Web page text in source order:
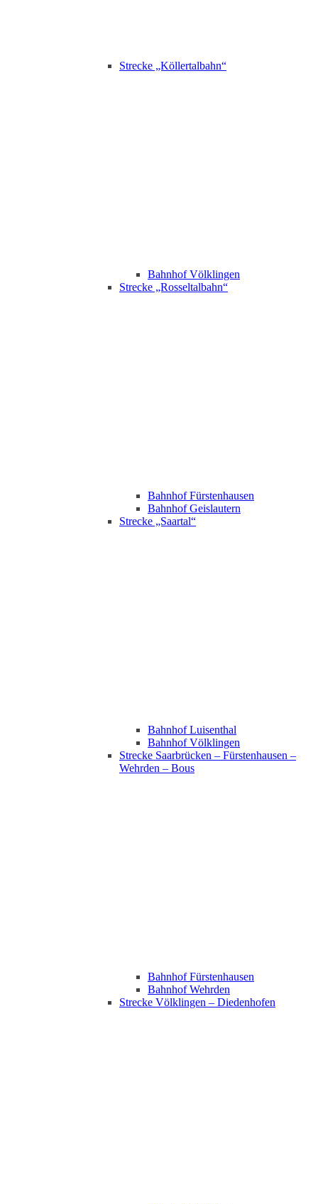
Strecke „Köllertalbahn“
Bahnhof Völklingen
Strecke „Rosseltalbahn“
Bahnhof Fürstenhausen
Bahnhof Geislautern
Strecke „Saartal“
Bahnhof Luisenthal
Bahnhof Völklingen
Strecke Saarbrücken – Fürstenhausen –
Wehrden – Bous
Bahnhof Fürstenhausen
Bahnhof Wehrden
Strecke Völklingen – Diedenhofen